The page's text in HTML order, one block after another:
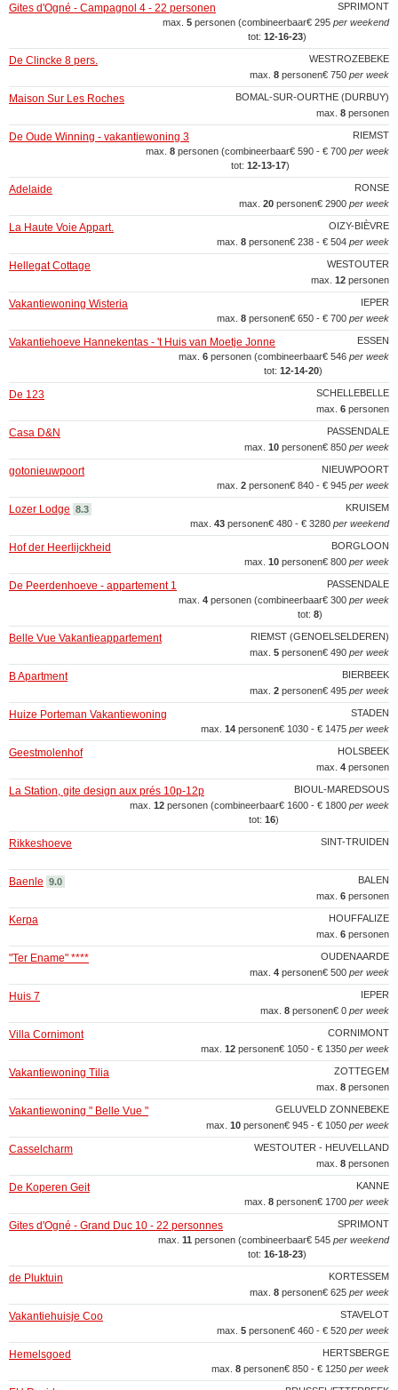
SPRIMONT
Gites d'Ogné - Campagnol 4 - 22 personen
€ 295 per weekend
max. 5 personen (combineerbaar
tot: 12‑16‑23)
WESTROZEBEKE
De Clincke 8 pers.
€ 750 per week
max. 8 personen
BOMAL-SUR-OURTHE (DURBUY)
Maison Sur Les Roches
max. 8 personen
RIEMST
De Oude Winning - vakantiewoning 3
€ 590 - € 700 per week
max. 8 personen (combineerbaar
tot: 12‑13‑17)
RONSE
Adelaide
€ 2900 per week
max. 20 personen
OIZY-BIÈVRE
La Haute Voie Appart.
€ 238 - € 504 per week
max. 8 personen
WESTOUTER
Hellegat Cottage
max. 12 personen
IEPER
Vakantiewoning Wisteria
€ 650 - € 700 per week
max. 8 personen
ESSEN
Vakantiehoeve Hannekentas - 't Huis van Moetje Jonne
€ 546 per week
max. 6 personen (combineerbaar
tot: 12‑14‑20)
SCHELLEBELLE
De 123
max. 6 personen
PASSENDALE
Casa D&N
€ 850 per week
max. 10 personen
NIEUWPOORT
gotonieuwpoort
€ 840 - € 945 per week
max. 2 personen
KRUISEM
Lozer Lodge 8.3
€ 480 - € 3280 per weekend
max. 43 personen
BORGLOON
Hof der Heerlijckheid
€ 800 per week
max. 10 personen
PASSENDALE
De Peerdenhoeve - appartement 1
€ 300 per week
max. 4 personen (combineerbaar
tot: 8)
RIEMST (GENOELSELDEREN)
Belle Vue Vakantieappartement
€ 490 per week
max. 5 personen
BIERBEEK
B Apartment
€ 495 per week
max. 2 personen
STADEN
Huize Porteman Vakantiewoning
€ 1030 - € 1475 per week
max. 14 personen
HOLSBEEK
Geestmolenhof
max. 4 personen
BIOUL-MAREDSOUS
La Station, gite design aux prés 10p-12p
€ 1600 - € 1800 per week
max. 12 personen (combineerbaar
tot: 16)
SINT-TRUIDEN
Rikkeshoeve
BALEN
Baenle 9.0
max. 6 personen
HOUFFALIZE
Kerpa
max. 6 personen
OUDENAARDE
"Ter Ename" ****
€ 500 per week
max. 4 personen
IEPER
Huis 7
€ 0 per week
max. 8 personen
CORNIMONT
Villa Cornimont
€ 1050 - € 1350 per week
max. 12 personen
ZOTTEGEM
Vakantiewoning Tilia
max. 8 personen
GELUVELD ZONNEBEKE
Vakantiewoning " Belle Vue "
€ 945 - € 1050 per week
max. 10 personen
WESTOUTER - HEUVELLAND
Casselcharm
max. 8 personen
KANNE
De Koperen Geit
€ 1700 per week
max. 8 personen
SPRIMONT
Gites d'Ogné - Grand Duc 10 - 22 personnes
€ 545 per weekend
max. 11 personen (combineerbaar
tot: 16‑18‑23)
KORTESSEM
de Pluktuin
€ 625 per week
max. 8 personen
STAVELOT
Vakantiehuisje Coo
€ 460 - € 520 per week
max. 5 personen
HERTSBERGE
Hemelsgoed
€ 850 - € 1250 per week
max. 8 personen